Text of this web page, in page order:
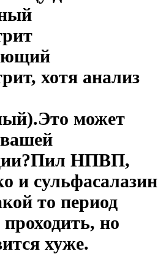
хотя анализ
может
НПВП,
и сульфасалазин
то период
но
хуже.